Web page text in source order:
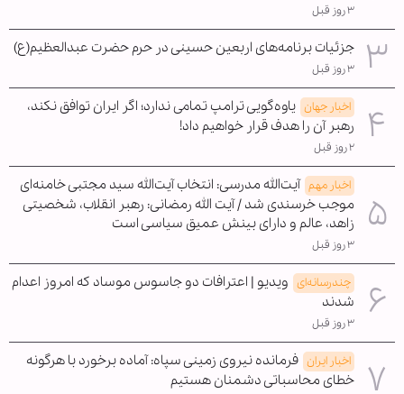
۳ روز قبل
جزئیات برنامه‌های اربعین حسینی در حرم حضرت عبدالعظیم(ع)
۳ روز قبل
اخبار جهان یاوه‌گویی ترامپ تمامی ندارد؛ اگر ایران توافق نکند،
رهبر آن را هدف قرار خواهیم داد!
۲ روز قبل
اخبار مهم آیت‌الله مدرسی: انتخاب آیت‌الله سید مجتبی خامنه‌ای
موجب خرسندی شد / آیت الله رمضانی: رهبر انقلاب، شخصیتی
زاهد، عالم و دارای بینش عمیق سیاسی است
۳ روز قبل
چندرسانه‌ای ویدیو | اعترافات دو جاسوس موساد که امروز اعدام
شدند
۳ روز قبل
اخبار ایران فرمانده نیروی زمینی سپاه: آماده برخورد با هرگونه
خطای محاسباتی دشمنان هستیم